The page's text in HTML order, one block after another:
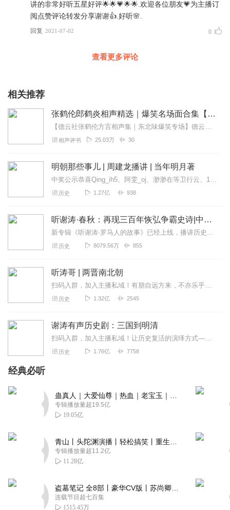
讲的非常好听五星好评🌟🌟💗🌟🌟.欢迎各位朋友💗为主播订
阅点赞评论转发分享谢谢👍.好听🌸.
回复 2021-07-02 0
查看更多评论
相关推荐
张鹤伦郎鹤炎相声精选｜爆笑名场面合集【成语接龙+童年故事】
【德云社张鹤伦方言相声集｜东北味爆笑专场】德云社"浪味仙"张鹤伦携搭档郎鹤炎带来原汁原味的东北风情相声盛宴！本专辑精选30段经典演出，既有《扒马褂》《黄鹤楼》...
相声评书 25.03万 30
明朝那些事儿 | 周建龙播讲 | 当年明月著
中奖公示恭喜Qing_ih5、阿雯_oj、渺渺在等卫行云、1368159fdxr四位幸运小耳朵获奖！请查看私信查收月卡兑换码！专辑播放破千万福利！5月30日...
历史 1.27亿 938
听谢涛·春秋：再现三百年恢弘争霸史诗|中国历史 古代
新专辑《听谢涛·罗马人的故事》已经上线，播讲历史十余年，谢涛有度开讲外国历史。1000集+精彩有声节目，完整讲述两千年罗马史，再现西方世界的文明源头。点击跳转收...
历史 8079.56万 855
听涛哥 | 两晋南北朝
扫码入群，加入主播私域！有朋自远方来，不亦乐乎！欢迎来到【涛哥历史私董会】！这里没有枯燥的教科书，只有一群爱听故事、爱聊掌故的朋友。在这里，你可以：✨分享你读...
历史 1.32亿 2545
谢涛有声历史剧：三国到明清
扫码入群，加入主播私域！让历史复活的演绎方式——幽默有趣，精彩绝伦的历史剧这是一部高达4000集的历史大剧。谢涛结合20余年的编剧经历，10余年的主播经验，糅...
历史 1.76亿 7758
经典必听
专辑播放量超19.5亿
19.05亿
专辑播放量超11.2亿
11.28亿
连载节目超七百集
1515.45万